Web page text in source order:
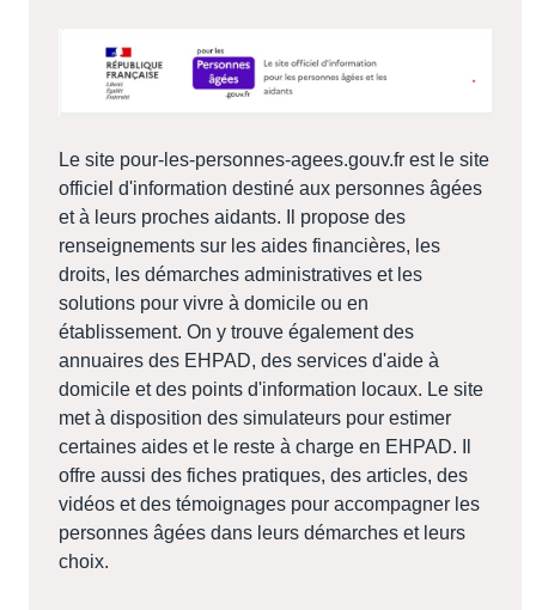
Le site pour-les-personnes-agees.gouv.fr est le site
officiel d'information destiné aux personnes âgées
et à leurs proches aidants. Il propose des
renseignements sur les aides financières, les
droits, les démarches administratives et les
solutions pour vivre à domicile ou en
établissement. On y trouve également des
annuaires des EHPAD, des services d'aide à
domicile et des points d'information locaux. Le site
met à disposition des simulateurs pour estimer
certaines aides et le reste à charge en EHPAD. Il
offre aussi des fiches pratiques, des articles, des
vidéos et des témoignages pour accompagner les
personnes âgées dans leurs démarches et leurs
choix.